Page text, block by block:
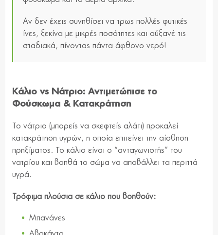
Αν δεν έχεις συνηθίσει να τρως πολλές φυτικές
ίνες, ξεκίνα με μικρές ποσότητες και αύξανέ τις
σταδιακά, πίνοντας πάντα άφθονο νερό!
Κάλιο vs Νάτριο: Αντιμετώπισε το
Φούσκωμα & Κατακράτηση
Το νάτριο (μπορείς να σκεφτείς αλάτι) προκαλεί
κατακράτηση υγρών, η οποία επιτείνει την αίσθηση
πρηξίματος. Το κάλιο είναι ο “ανταγωνιστής” του
νατρίου και βοηθά το σώμα να αποβάλλει τα περιττά
υγρά.
Τρόφιμα πλούσια σε κάλιο που βοηθούν:
Μπανάνες
Αβοκάντο